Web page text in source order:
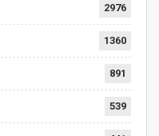
2976
1360
891
539